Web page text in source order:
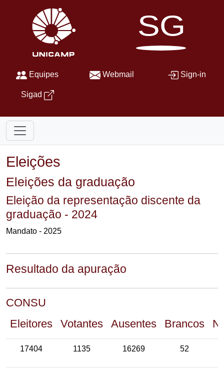
SG
Equipes Webmail Sign-in
Sigad
Eleições
Eleições da graduação
Eleição da representação discente da
graduação - 2024
Mandato - 2025
Resultado da apuração
CONSU
Eleitores
Votantes Ausentes Brancos
17404 1135 16269 52